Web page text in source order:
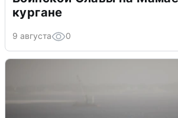
кургане
9 августа 0